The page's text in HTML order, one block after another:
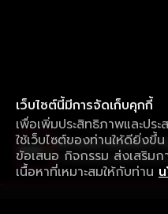
เว็บไซต์นี้มีการจัดเก็บคุกกี้
เพื่อเพิ่มประสิทธิภาพและปร
ใช้เว็บไซต์ของท่านให้ดียิ่งขึ้
ข้อเสนอ กิจกรรม ส่งเสริมก
เนื้อหาที่เหมาะสมให้กับท่าน
ใช้งานแอป ลื่นไหลกว่า
ดาวน์โหลดแอปเพื่อการรับ